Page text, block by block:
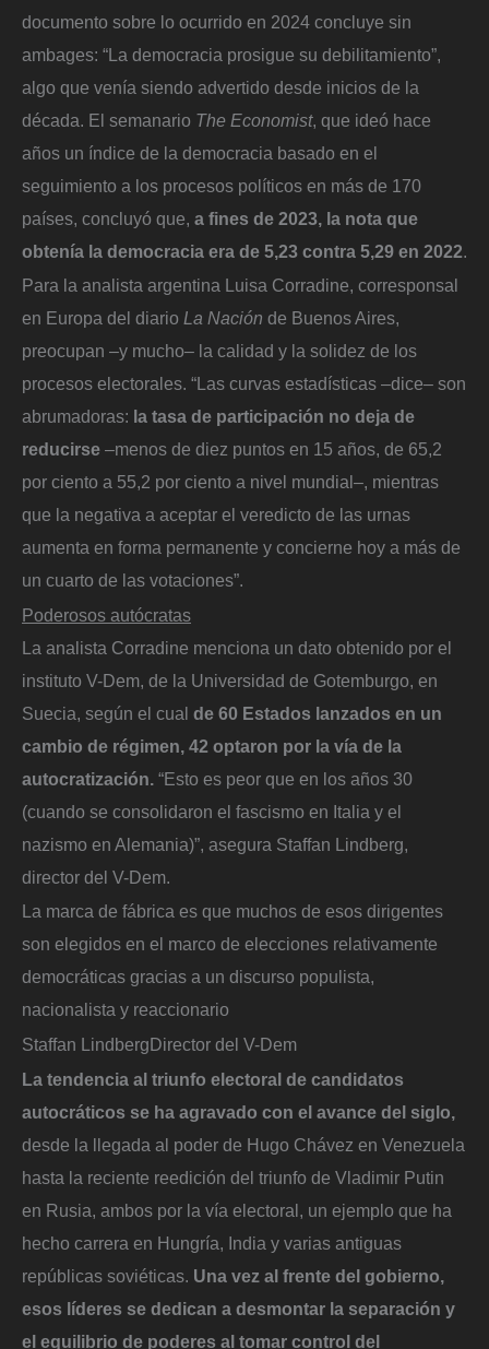
documento sobre lo ocurrido en 2024 concluye sin
ambages: “La democracia prosigue su debilitamiento”,
algo que venía siendo advertido desde inicios de la
década. El semanario The Economist, que ideó hace
años un índice de la democracia basado en el
seguimiento a los procesos políticos en más de 170
países, concluyó que, a fines de 2023, la nota que
obtenía la democracia era de 5,23 contra 5,29 en 2022
Para la analista argentina Luisa Corradine, corresponsal
en Europa del diario La Nación de Buenos Aires,
preocupan –y mucho– la calidad y la solidez de los
procesos electorales. “Las curvas estadísticas –dice– son
abrumadoras: la tasa de participación no deja de
reducirse –menos de diez puntos en 15 años, de 65,2
por ciento a 55,2 por ciento a nivel mundial–, mientras
que la negativa a aceptar el veredicto de las urnas
aumenta en forma permanente y concierne hoy a más de
un cuarto de las votaciones”.
Poderosos autócratas
La analista Corradine menciona un dato obtenido por el
instituto V-Dem, de la Universidad de Gotemburgo, en
Suecia, según el cual de 60 Estados lanzados en un
cambio de régimen, 42 optaron por la vía de la
autocratización. “Esto es peor que en los años 30
(cuando se consolidaron el fascismo en Italia y el
nazismo en Alemania)”, asegura Staffan Lindberg,
director del V-Dem.
La marca de fábrica es que muchos de esos dirigentes
son elegidos en el marco de elecciones relativamente
democráticas gracias a un discurso populista,
nacionalista y reaccionario
Staffan LindbergDirector del V-Dem
La tendencia al triunfo electoral de candidatos
autocráticos se ha agravado con el avance del siglo,
desde la llegada al poder de Hugo Chávez en Venezuela
hasta la reciente reedición del triunfo de Vladimir Putin
en Rusia, ambos por la vía electoral, un ejemplo que ha
hecho carrera en Hungría, India y varias antiguas
repúblicas soviéticas. Una vez al frente del gobierno,
esos líderes se dedican a desmontar la separación y
el equilibrio de poderes al tomar control del